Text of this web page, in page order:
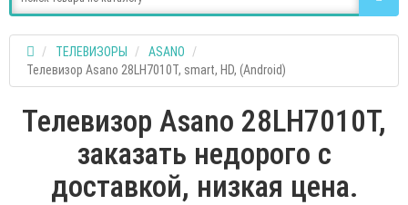
ТЕЛЕВИЗОРЫ
ASANO
Телевизор Asano 28LH7010T, smart, HD, (Android)
Телевизор Asano 28LH7010T,
заказать недорого с
доставкой, низкая цена.